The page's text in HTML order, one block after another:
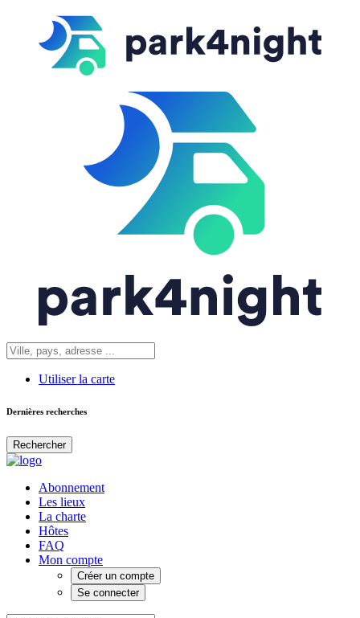
Utiliser la carte
Dernières recherches
Rechercher
Abonnement
Les lieux
La charte
Hôtes
FAQ
Mon compte
Créer un compte
Se connecter